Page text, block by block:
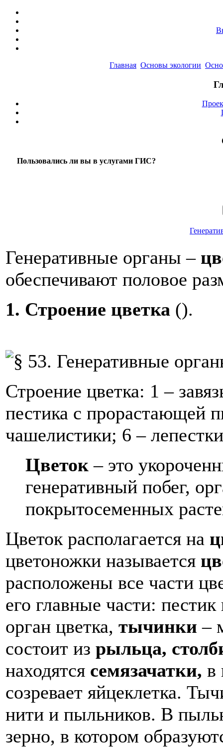
Главная Основы экологии
Пользовались ли вы в услугами ГИС?
Генеративные органы –
обеспечивают половое
1. Строение цветка ().
Строение цветка: 1 –
пестика с прорастающей
чашелистики; 6 –
Цветок – это
генеративный побег,
покрытосеменных
Цветок располагается на
цветоножки называется
расположены все части
его главные части:
орган цветка, тычинки –
состоит из рыльца,
находятся семязачатки, в
созревает яйцеклетка.
нити и пыльников. В
зерно, в котором